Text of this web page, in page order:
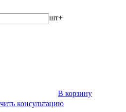
шт+
В корзину
консультацию